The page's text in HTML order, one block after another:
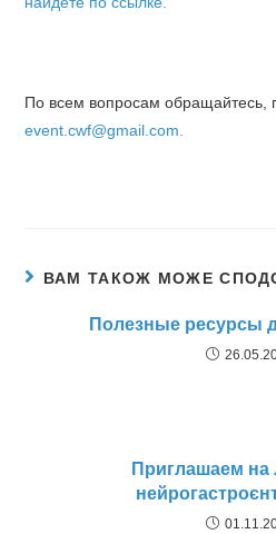
По всем вопросам обращайтесь,
event.cwf@gmail.com.
ВАМ ТАКОЖ МОЖЕ
Полезные ресурсы
Приглашаем на